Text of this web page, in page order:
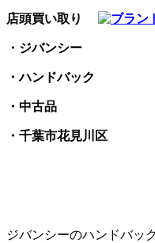
店頭買い取り
・ジバンシー
・ハンドバック
・中古品
・千葉市花見川区
ジバンシーのハンドバッ